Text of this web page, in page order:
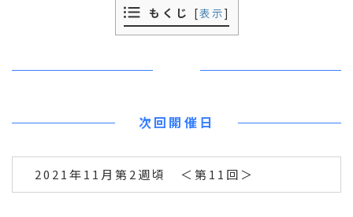
もくじ [表示]
次回開催日
2021年11月第2週頃 ＜第11回＞